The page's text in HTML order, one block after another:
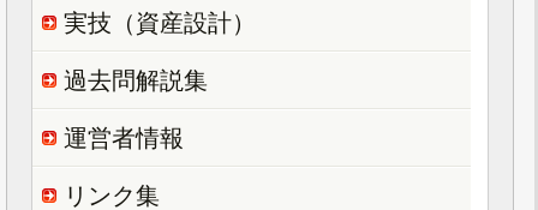
実技（資産設計）
過去問解説集
運営者情報
リンク集